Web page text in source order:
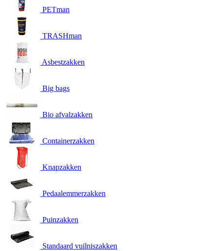
PETman
TRASHman
Asbestzakken
Big bags
Bio afvalzakken
Containerzakken
Knapzakken
Pedaalemmerzakken
Puinzakken
Standaard vuilniszakken